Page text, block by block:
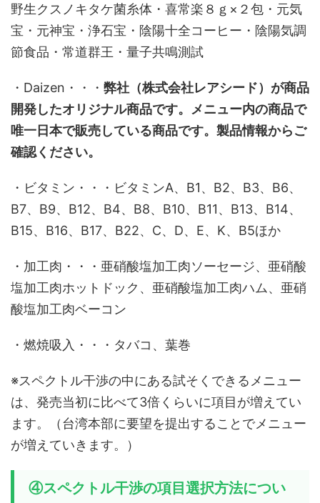
野生クスノキタケ菌糸体・喜常楽８ｇ×２包・元気
宝・元神宝・浄石宝・陰陽十全コーヒー・陰陽気調
節食品・常道群王・量子共鳴測試
・Daizen・・・ 弊社（株式会社レアシード）が商品
開発したオリジナル商品です。メニュー内の商品で
唯一日本で販売している商品です。製品情報からご
確認ください。
・ビタミン・・・ビタミンA、B1、B2、B3、B6、
B7、B9、B12、B4、B8、B10、B11、B13、B14、
B15、B16、B17、B22、C、D、E、K、B5ほか
・加工肉・・・亜硝酸塩加工肉ソーセージ、亜硝酸
塩加工肉ホットドック、亜硝酸塩加工肉ハム、亜硝
酸塩加工肉ベーコン
・燃焼吸入・・・タバコ、葉巻
※スペクトル干渉の中にある試そくできるメニュー
は、発売当初に比べて3倍くらいに項目が増えてい
ます。（台湾本部に要望を提出することでメニュー
が増えていきます。）
④スペクトル干渉の項目選択方法につい